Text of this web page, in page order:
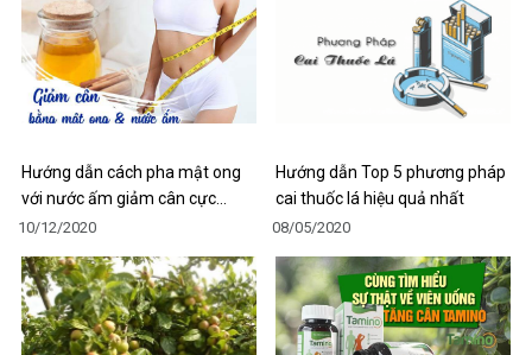
Hướng dẫn cách pha mật ong
với nước ấm giảm cân cực…
10/12/2020
Hướng dẫn Top 5 phương pháp
cai thuốc lá hiệu quả nhất
08/05/2020